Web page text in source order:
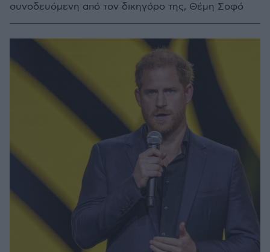
συνοδευόμενη από τον δικηγόρο της, Θέμη Σοφό